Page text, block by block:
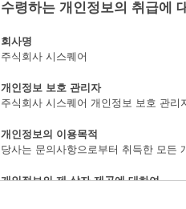
수령하는 개인정보의 취급에
회사명
주식회사 시스퀘어
개인정보 보호 관리자
주식회사 시스퀘어 개인정보 보호 관리
개인정보의 이용목적
당사는 문의사항으로부터 취득한 모든
개인정보의 제 삼자 제공에 대하여
취득한 개인정보는 법률상에서 허가받